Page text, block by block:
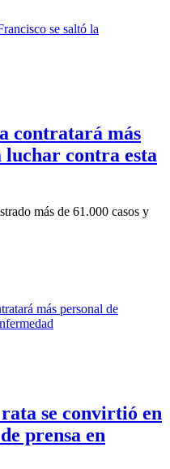
contratará más
luchar contra esta
más de 61.000 casos y
se convirtió en
prensa en